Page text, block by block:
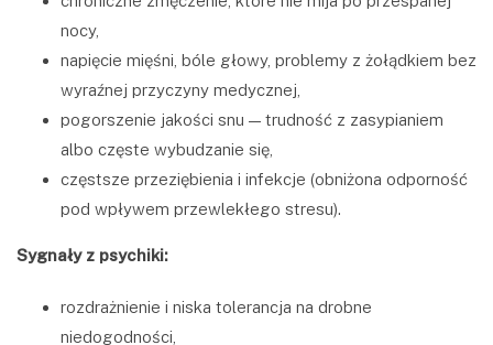
nocy,
napięcie mięśni, bóle głowy, problemy z żołądkiem bez
wyraźnej przyczyny medycznej,
pogorszenie jakości snu — trudność z zasypianiem
albo częste wybudzanie się,
częstsze przeziębienia i infekcje (obniżona odporność
pod wpływem przewlekłego stresu).
Sygnały z psychiki:
rozdrażnienie i niska tolerancja na drobne
niedogodności,